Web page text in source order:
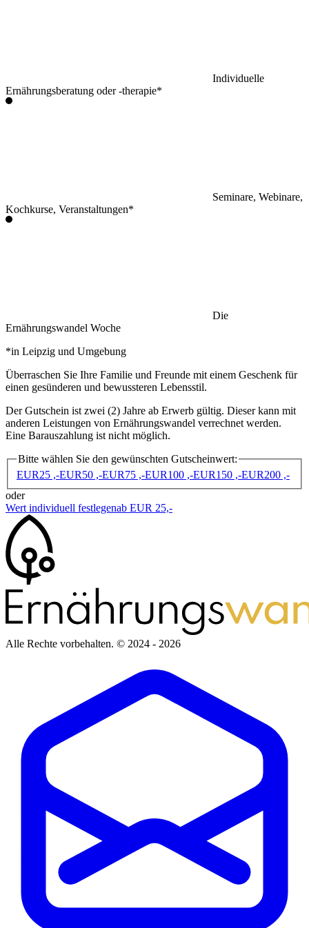
Individuelle
Ernährungsberatung oder -therapie*
Seminare, Webinare,
Kochkurse, Veranstaltungen*
Die
Ernährungswandel Woche
*in Leipzig und Umgebung
Überraschen Sie Ihre Familie und Freunde mit einem Geschenk für
einen gesünderen und bewussteren Lebensstil.
Der Gutschein ist zwei (2) Jahre ab Erwerb gültig. Dieser kann mit
anderen Leistungen von Ernährungswandel verrechnet werden.
Eine Barauszahlung ist nicht möglich.
Bitte wählen Sie den gewünschten Gutscheinwert:
EUR25 ,-EUR50 ,-EUR75 ,-EUR100 ,-EUR150 ,-EUR200 ,-
oder
Wert individuell festlegenab EUR 25,-
Alle Rechte vorbehalten. © 2024 - 2026